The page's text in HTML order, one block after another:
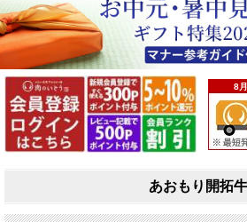
あおもり開拓牛